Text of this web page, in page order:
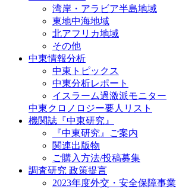
湾岸・アラビア半島地域
東地中海地域
北アフリカ地域
その他
中東情報分析
中東トピックス
中東分析レポート
イスラーム過激派モニター
中東クロノロジー要人リスト
機関誌『中東研究』
『中東研究』ご案内
関連出版物
ご購入方法/投稿募集
調査研究 政策提言
2023年度外交・安全保障事業